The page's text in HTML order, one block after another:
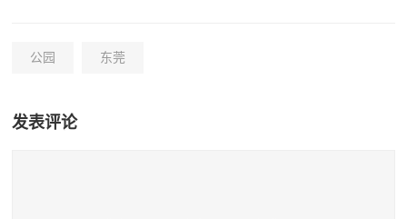
公园 东莞
发表评论